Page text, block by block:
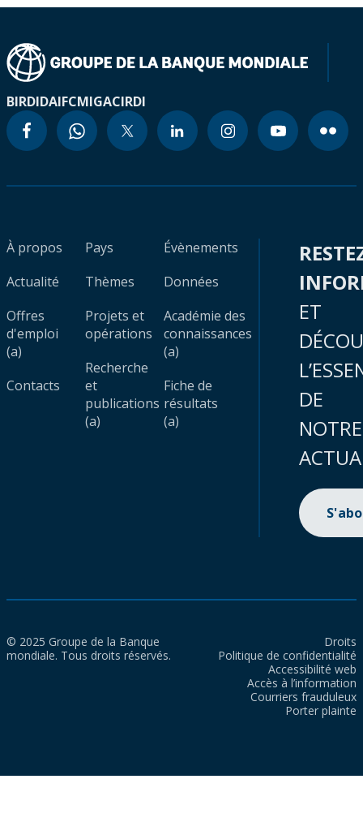
BIRDIDAIFCMIGACIRDI
À propos
Actualité
Offres
d'emploi
(a)
Contacts
Pays
Thèmes
Projets et
opérations
Recherche
et
publications
(a)
Évènements
Données
Académie des
connaissances
(a)
Fiche de
résultats
(a)
ET
DE
NOTRE
© 2025 Groupe de la Banque
mondiale. Tous droits réservés.
Droits
Politique de confidentialité
Accessibilité web
Accès à l’information
Courriers frauduleux
Porter plainte